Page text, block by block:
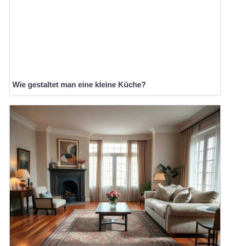
Wie gestaltet man eine kleine Küche?